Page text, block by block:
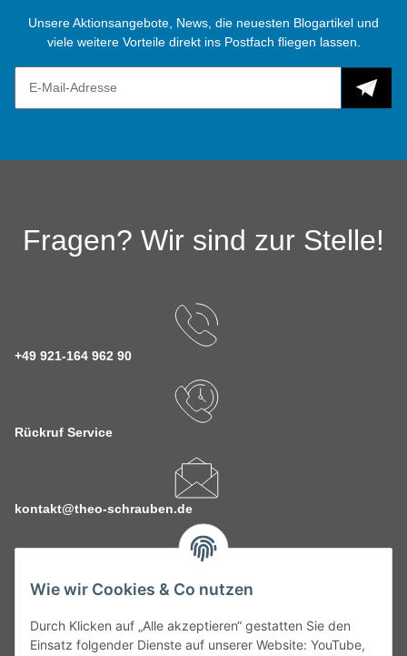
Wie wir Cookies & Co nutzen
Durch Klicken auf „Alle akzeptieren“ gestatten Sie den
Einsatz folgender Dienste auf unserer Website: YouTube,
Unsere Aktionsangebote, News, die neuesten Blogartikel und
viele weitere Vorteile direkt ins Postfach fliegen lassen.
Fragen? Wir sind zur Stelle!
+49 921-164 962 90
Rückruf Service
kontakt@theo-schrauben.de
Service